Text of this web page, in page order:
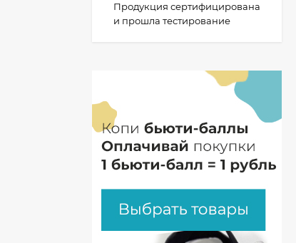
Продукция сертифицирована
и прошла тестирование